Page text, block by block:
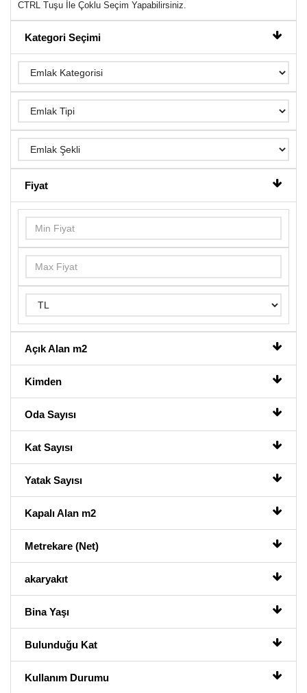
CTRL Tuşu İle Çoklu Seçim Yapabilirsiniz.
Kategori Seçimi
Fiyat
Açık Alan m2
Kimden
Oda Sayısı
Kat Sayısı
Yatak Sayısı
Kapalı Alan m2
Metrekare (Net)
akaryakıt
Bina Yaşı
Bulunduğu Kat
Kullanım Durumu